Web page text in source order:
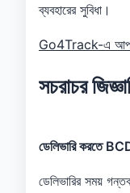
ব্যবহারের সুবিধা।
Go4Track-এ
সচরাচর
ডেলিভারি করতে
ডেলিভারির সময়